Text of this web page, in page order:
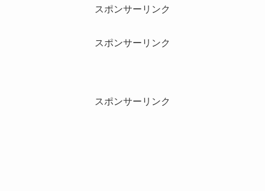
スポンサーリンク
スポンサーリンク
スポンサーリンク